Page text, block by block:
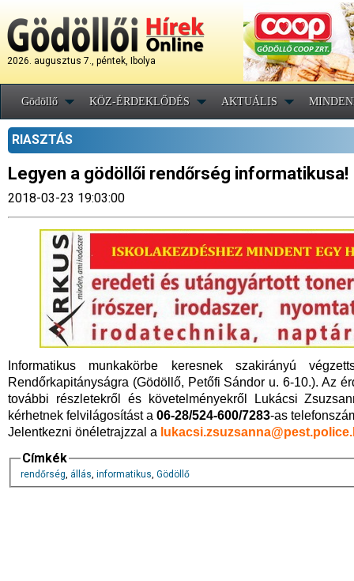
2026. augusztus 7., péntek, Ibolya
Gödöllő KÖZ-ÉRDEKLŐDÉS AKTUÁLIS
RIASZTÁS
Legyen a gödöllői rendőrség informatikusa!
2018-03-23 19:03:00
Informatikus munkakörbe keresnek szakirányú
Rendőrkapitányságra (Gödöllő, Petőfi Sándor u. 6-10.). Az
további részletekről és követelményekről Lukácsi
kérhetnek felvilágosítást a 06-28/524-600/7283-as
Jelentkezni önéletrajzzal a
Címkék
rendőrség, állás, informatikus, Gödöllő